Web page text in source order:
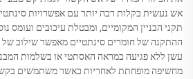
אש נעשית בקלות רבה יותר עם אפשרויות
תקני הבניין המקומיים, ומבטלת עיכובים ועומס
ההתקנה של חומרים סינתטיים מאפשר שילוב של
עשן ללא פגיעה במראה האסתטי או בשלמות
מחשיפה מופחתת לאחריות כאשר משתמשים בקש